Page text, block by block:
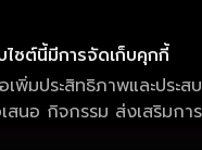
ไซต์นี้มีการจัดเก็บคุกกี้
เพิ่มประสิทธิภาพและประ
สนอ กิจกรรม ส่งเสริมกา